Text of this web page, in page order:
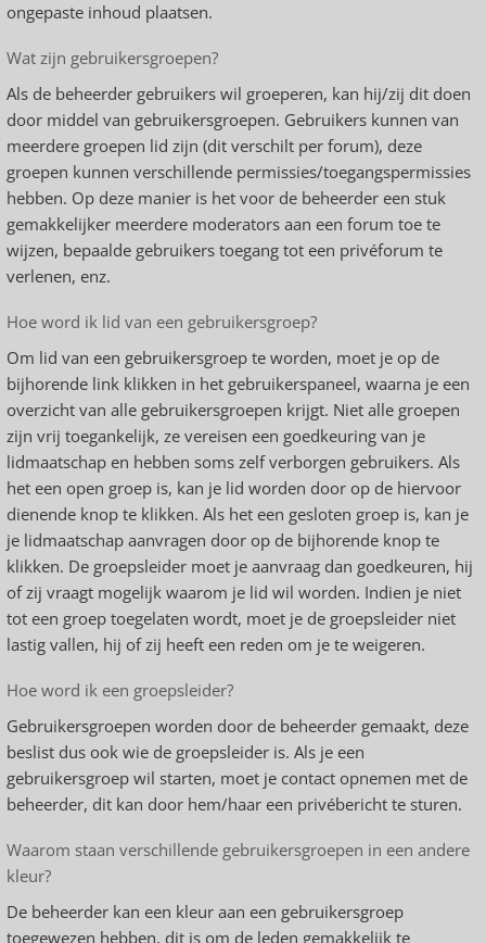
ongepaste inhoud plaatsen.
Wat zijn gebruikersgroepen?
Als de beheerder gebruikers wil groeperen, kan hij/zij dit doen
door middel van gebruikersgroepen. Gebruikers kunnen van
meerdere groepen lid zijn (dit verschilt per forum), deze
groepen kunnen verschillende permissies/toegangspermissies
hebben. Op deze manier is het voor de beheerder een stuk
gemakkelijker meerdere moderators aan een forum toe te
wijzen, bepaalde gebruikers toegang tot een privéforum te
verlenen, enz.
Hoe word ik lid van een gebruikersgroep?
Om lid van een gebruikersgroep te worden, moet je op de
bijhorende link klikken in het gebruikerspaneel, waarna je een
overzicht van alle gebruikersgroepen krijgt. Niet alle groepen
zijn vrij toegankelijk, ze vereisen een goedkeuring van je
lidmaatschap en hebben soms zelf verborgen gebruikers. Als
het een open groep is, kan je lid worden door op de hiervoor
dienende knop te klikken. Als het een gesloten groep is, kan je
je lidmaatschap aanvragen door op de bijhorende knop te
klikken. De groepsleider moet je aanvraag dan goedkeuren, hij
of zij vraagt mogelijk waarom je lid wil worden. Indien je niet
tot een groep toegelaten wordt, moet je de groepsleider niet
lastig vallen, hij of zij heeft een reden om je te weigeren.
Hoe word ik een groepsleider?
Gebruikersgroepen worden door de beheerder gemaakt, deze
beslist dus ook wie de groepsleider is. Als je een
gebruikersgroep wil starten, moet je contact opnemen met de
beheerder, dit kan door hem/haar een privébericht te sturen.
Waarom staan verschillende gebruikersgroepen in een andere
kleur?
De beheerder kan een kleur aan een gebruikersgroep
toegewezen hebben, dit is om de leden gemakkelijk te